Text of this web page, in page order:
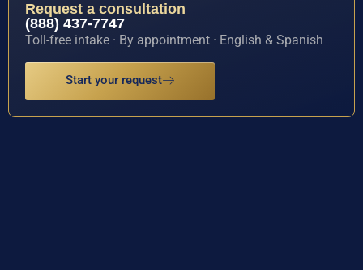
Request a consultation
(888) 437-7747
Toll-free intake · By appointment · English & Spanish
Start your request